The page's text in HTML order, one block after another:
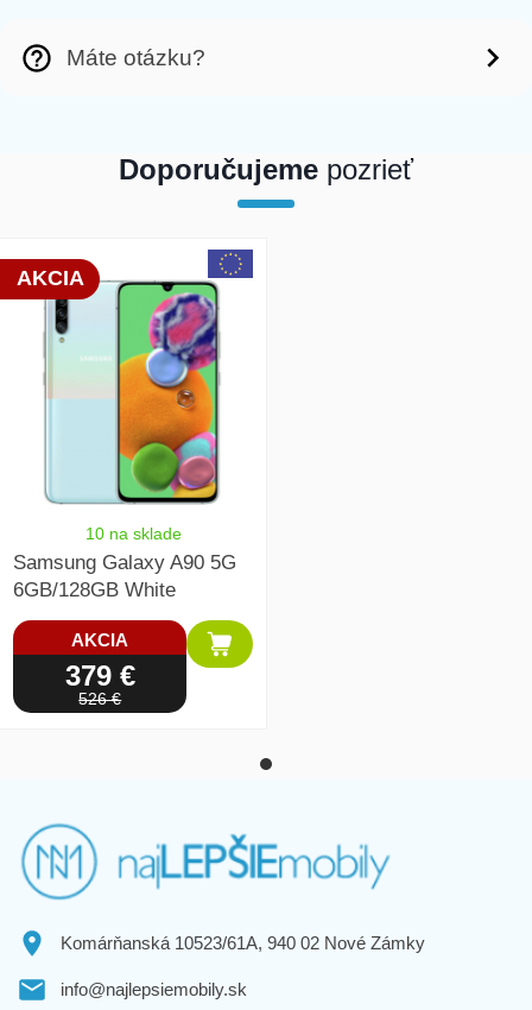
Máte otázku?
Doporučujeme pozrieť
array(1) { [0]=> int(20420) }
AKCIA
10 na sklade
Samsung Galaxy A90 5G
6GB/128GB White
AKCIA
379 €
526 €
Komárňanská 10523/61A, 940 02 Nové Zámky
info@najlepsiemobily.sk